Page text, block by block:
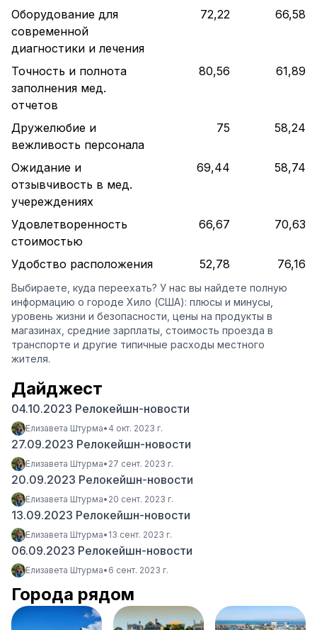
Оборудование для
современной
диагностики и лечения
72,22 66,58
Точность и полнота
заполнения мед.
отчетов
80,56 61,89
Дружелюбие и
вежливость персонала
75 58,24
Ожидание и
отзывчивость в мед.
учереждениях
69,44 58,74
Удовлетворенность
стоимостью
66,67 70,63
Удобство расположения 52,78 76,16
Выбираете, куда переехать? У нас вы найдете полную
информацию о городе Хило (США): плюсы и минусы,
уровень жизни и безопасности, цены на продукты в
магазинах, средние зарплаты, стоимость проезда в
транспорте и другие типичные расходы местного
жителя.
Дайджест
04.10.2023 Релокейшн-новости
Елизавета Штурма• 4 окт. 2023 г.
27.09.2023 Релокейшн-новости
Елизавета Штурма• 27 сент. 2023 г.
20.09.2023 Релокейшн-новости
Елизавета Штурма• 20 сент. 2023 г.
13.09.2023 Релокейшн-новости
Елизавета Штурма• 13 сент. 2023 г.
06.09.2023 Релокейшн-новости
Елизавета Штурма• 6 сент. 2023 г.
Города рядом